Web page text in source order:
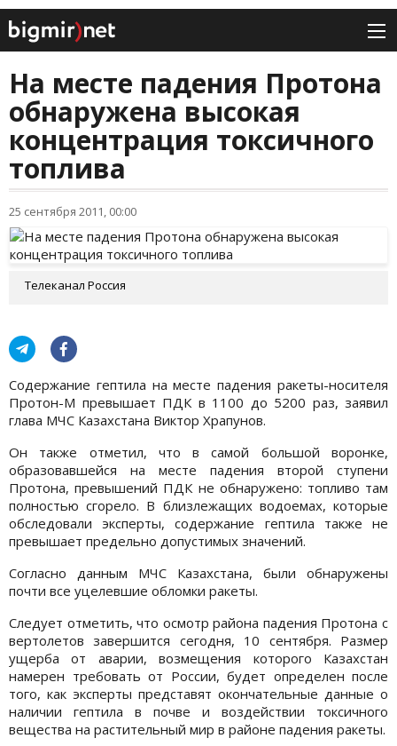
На месте падения Протона
обнаружена высокая
концентрация токсичного
топлива
25 сентября 2011, 00:00
Телеканал Россия
Содержание гептила на месте падения ракеты-носителя
Протон-М превышает ПДК в 1100 до 5200 раз, заявил
глава МЧС Казахстана Виктор Храпунов.
Он также отметил, что в самой большой воронке,
образовавшейся на месте падения второй ступени
Протона, превышений ПДК не обнаружено: топливо там
полностью сгорело. В близлежащих водоемах, которые
обследовали эксперты, содержание гептила также не
превышает предельно допустимых значений.
Согласно данным МЧС Казахстана, были обнаружены
почти все уцелевшие обломки ракеты.
Следует отметить, что осмотр района падения Протона с
вертолетов завершится сегодня, 10 сентября. Размер
ущерба от аварии, возмещения которого Казахстан
намерен требовать от России, будет определен после
того, как эксперты представят окончательные данные о
наличии гептила в почве и воздействии токсичного
вещества на растительный мир в районе падения ракеты.